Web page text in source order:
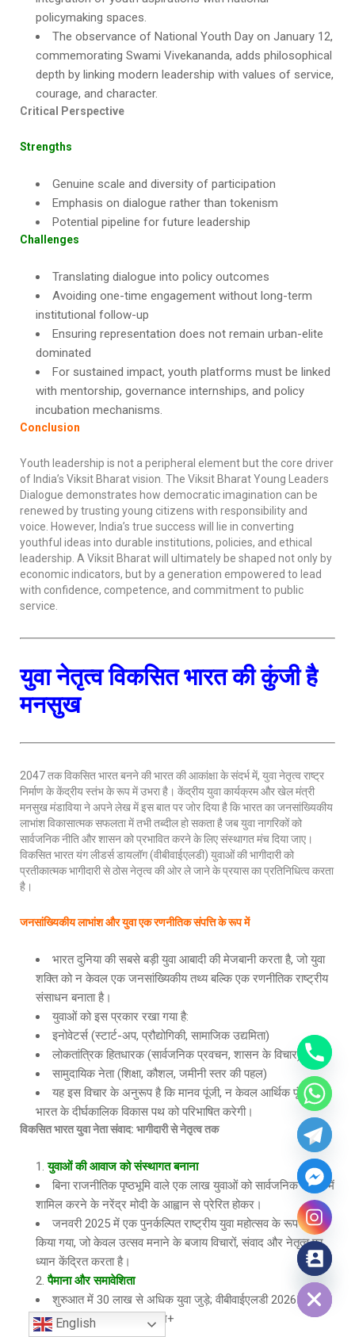
policymaking spaces.
The observance of National Youth Day on January 12,
commemorating Swami Vivekananda, adds philosophical
depth by linking modern leadership with values of service,
courage, and character.
Critical Perspective
Strengths
Genuine scale and diversity of participation
Emphasis on dialogue rather than tokenism
Potential pipeline for future leadership
Challenges
Translating dialogue into policy outcomes
Avoiding one-time engagement without long-term
institutional follow-up
Ensuring representation does not remain urban-elite
dominated
For sustained impact, youth platforms must be linked
with mentorship, governance internships, and policy
incubation mechanisms.
Conclusion
Youth leadership is not a peripheral element but the core driver
of India’s Viksit Bharat vision. The Viksit Bharat Young Leaders
Dialogue demonstrates how democratic imagination can be
renewed by trusting young citizens with responsibility and
voice. However, India’s true success will lie in converting
youthful ideas into durable institutions, policies, and ethical
leadership. A Viksit Bharat will ultimately be shaped not only by
economic indicators, but by a generation empowered to lead
with confidence, competence, and commitment to public
service.
युवानेतृत्व विकसित भारत की कुंजी है
मनसुख
2047 तक विकसित भारत बनने की भारत की आकांक्षा के संदर्भ में, युवा नेतृत्व राष्ट्र
निर्माण के केंद्रीय स्तंभ के रूप में उभरा है। केंद्रीय युवा कार्यक्रम और खेल मंत्री
मनसुख मंडाविया ने अपने लेख में इस बात पर जोर दिया है कि भारत का जनसांख्यिकीय
लाभांश विकासात्मक सफलता में तभी तब्दील हो सकता है जब युवा नागरिकों को
सार्वजनिक नीति और शासन को प्रभावित करने के लिए संस्थागत मंच दिया जाए।
विकसित भारत यंग लीडर्स डायलॉग (वीबीवाईएलडी) युवाओं की भागीदारी को
प्रतीकात्मक भागीदारी से ठोस नेतृत्व की ओर ले जाने के प्रयास का प्रतिनिधित्व करता
है।
जनसांख्यिकीय लाभांश और युवा एक रणनीतिक संपत्ति के रूप में
भारत दुनिया की सबसे बड़ी युवा आबादी की मेजबानी करता है, जो युवा
शक्ति को न केवल एक जनसांख्यिकीय तथ्य बल्कि एक रणनीतिक राष्ट्रीय
संसाधन बनाता है।
युवाओं को इस प्रकार रखा गया है:
इनोवेटर्स (स्टार्ट-अप, प्रौद्योगिकी, सामाजिक उद्यमिता)
लोकतांत्रिक हितधारक (सार्वजनिक प्रवचन, शासन के विचार)
सामुदायिक नेता (शिक्षा, कौशल, जमीनी स्तर की पहल)
यह इस विचार के अनुरूप है कि मानव पूंजी, न केवल आर्थिक पूंजी,
भारत के दीर्घकालिक विकास पथ को परिभाषित करेगी।
विकसित भारत युवा नेता संवाद: भागीदारी से नेतृत्व तक
युवाओं की आवाज को संस्थागत बनाना
बिना राजनीतिक पृष्ठभूमि वाले एक लाख युवाओं को सार्वजनिक जीवन में
शामिल करने के नरेंद्र मोदी के आह्वान से प्रेरित होकर।
जनवरी 2025 में एक पुनर्कल्पित राष्ट्रीय युवा महोत्सव के रूप में शुरू
किया गया, जो केवल उत्सव मनाने के बजाय विचारों, संवाद और नेतृत्व पर
ध्यान केंद्रित करता है।
पैमाना और समावेशिता
शुरुआत में 30 लाख से अधिक युवा जुड़े; वीबीवाईएलडी 2026 के लिए
विकसित भारत क्विज में 50 लाख+
English
Hide chaty